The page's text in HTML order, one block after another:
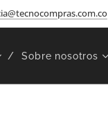
Sobre nosotros